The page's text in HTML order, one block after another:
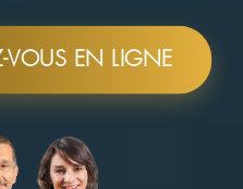
VOUS EN LIGNE